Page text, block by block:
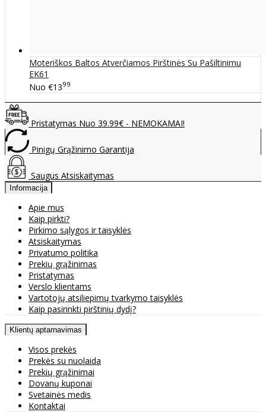
Moteriškos Baltos Atverčiamos Pirštinės Su Pašiltinimu
EK61
Nuo €1399
Pristatymas Nuo 39.99€ - NEMOKAMAI!
Pinigų Grąžinimo Garantija
Saugus Atsiskaitymas
Informacija
Apie mus
Kaip pirkti?
Pirkimo sąlygos ir taisyklės
Atsiskaitymas
Privatumo politika
Prekių grąžinimas
Pristatymas
Verslo klientams
Vartotojų atsiliepimų tvarkymo taisyklės
Kaip pasirinkti pirštinių dydį?
Klientų aptarnavimas
Visos prekės
Prekės su nuolaida
Prekių grąžinimai
Dovanų kuponai
Svetainės medis
Kontaktai